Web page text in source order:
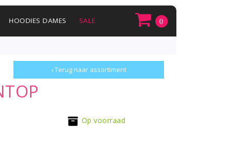
HOODIES DAMES SALE 0
‹ Terug naar assortiment
Op voorraad